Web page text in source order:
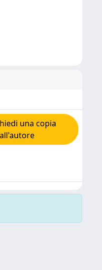
una copia
all'autore